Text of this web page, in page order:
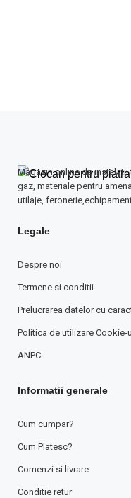
Magazin online de instalatii
gaz, materiale pentru
utilaje,
Legale
Despre noi
Termene si conditii
Prelucrarea datelor cu
Politica de utilizare Cookie-
ANPC
Informatii generale
Cum cumpar?
Cum Platesc?
Comenzi si livrare
Conditie retur